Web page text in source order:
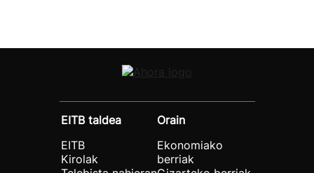
EITB taldea
EITB
Kirolak
Orain
Ekonomiako
berriak